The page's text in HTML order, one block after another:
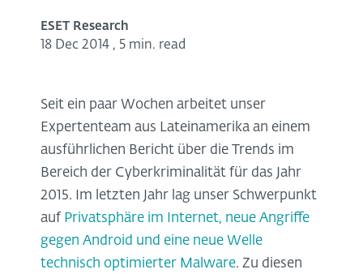
ESET Research
18 Dec 2014 , 5 min. read
Seit ein paar Wochen arbeitet unser
Expertenteam aus Lateinamerika an einem
ausführlichen Bericht über die Trends im
Bereich der Cyberkriminalität für das Jahr
2015. Im letzten Jahr lag unser Schwerpunkt
auf Privatsphäre im Internet, neue Angriffe
gegen Android und eine neue Welle
technisch optimierter Malware. Zu diesen